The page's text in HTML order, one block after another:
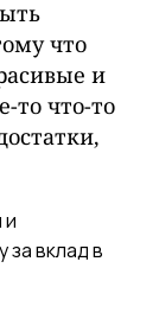
что
и
то что-то
и
за вклад в